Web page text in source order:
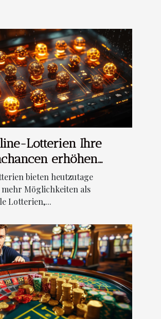
Lotterien Ihre
erhöhen
bieten heutzutage
Möglichkeiten als
Lotterien,...